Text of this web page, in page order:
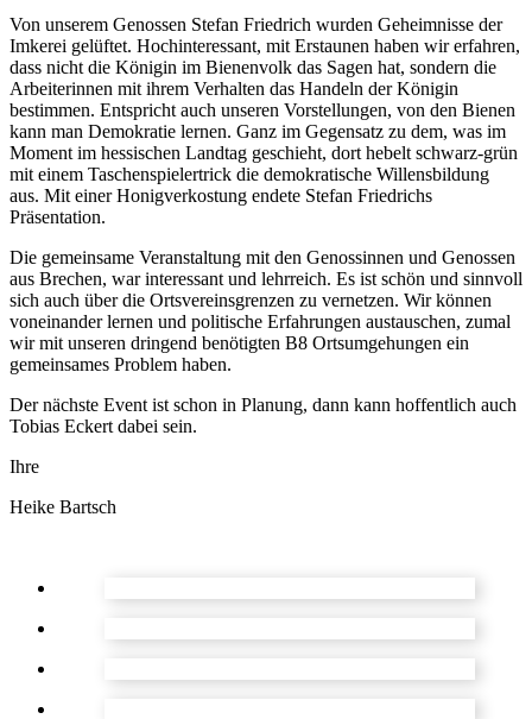
Von unserem Genossen Stefan Friedrich wurden Geheimnisse der
Imkerei gelüftet. Hochinteressant, mit Erstaunen haben wir erfahren,
dass nicht die Königin im Bienenvolk das Sagen hat, sondern die
Arbeiterinnen mit ihrem Verhalten das Handeln der Königin
bestimmen. Entspricht auch unseren Vorstellungen, von den Bienen
kann man Demokratie lernen. Ganz im Gegensatz zu dem, was im
Moment im hessischen Landtag geschieht, dort hebelt schwarz-grün
mit einem Taschenspielertrick die demokratische Willensbildung
aus. Mit einer Honigverkostung endete Stefan Friedrichs
Präsentation.
Die gemeinsame Veranstaltung mit den Genossinnen und Genossen
aus Brechen, war interessant und lehrreich. Es ist schön und sinnvoll
sich auch über die Ortsvereinsgrenzen zu vernetzen. Wir können
voneinander lernen und politische Erfahrungen austauschen, zumal
wir mit unseren dringend benötigten B8 Ortsumgehungen ein
gemeinsames Problem haben.
Der nächste Event ist schon in Planung, dann kann hoffentlich auch
Tobias Eckert dabei sein.
Ihre
Heike Bartsch